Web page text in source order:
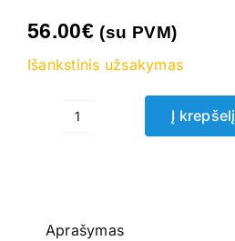
56.00€ (su PVM)
Išankstinis užsakymas
produkto
karabinas
Į krepšelį
Aprašymas